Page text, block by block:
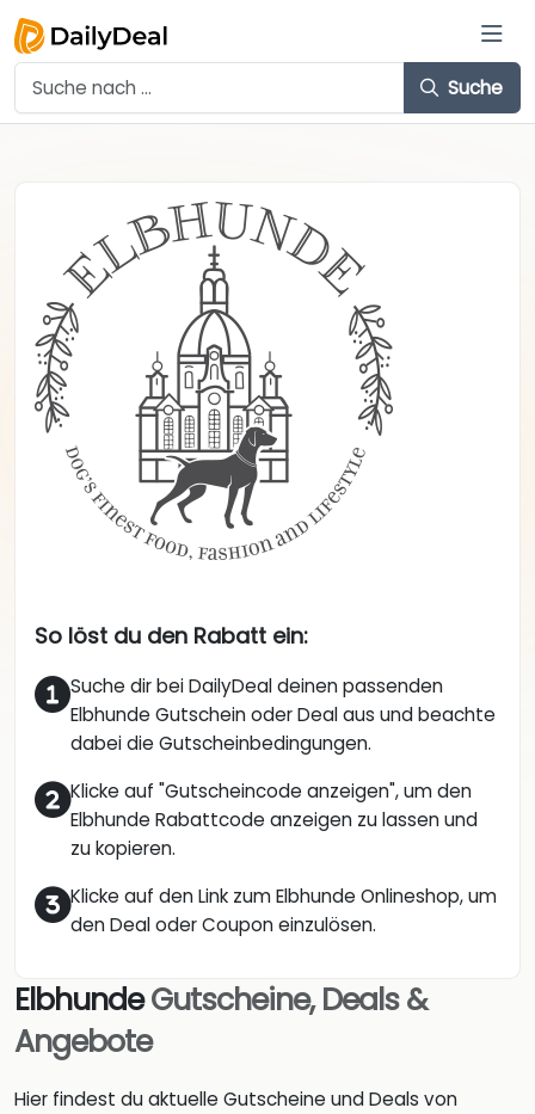
Suche
So löst du den Rabatt ein:
Suche dir bei DailyDeal deinen passenden
Elbhunde Gutschein oder Deal aus und beachte
dabei die Gutscheinbedingungen.
Klicke auf "Gutscheincode anzeigen", um den
Elbhunde Rabattcode anzeigen zu lassen und
zu kopieren.
Klicke auf den Link zum Elbhunde Onlineshop, um
den Deal oder Coupon einzulösen.
ElbhundeGutscheine, Deals &
Angebote
Hier findest du aktuelle Gutscheine und Deals von